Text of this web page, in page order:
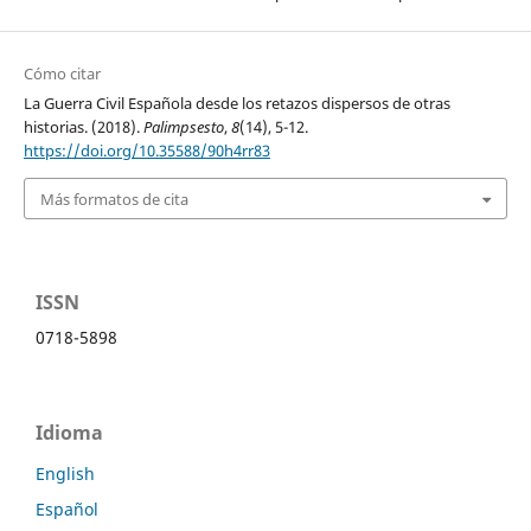
Cómo citar
La Guerra Civil Española desde los retazos dispersos de otras
historias. (2018).Palimpsesto,8(14), 5-12.
https://doi.org/10.35588/90h4rr83
Más formatos de cita
ISSN
0718-5898
Idioma
English
Español